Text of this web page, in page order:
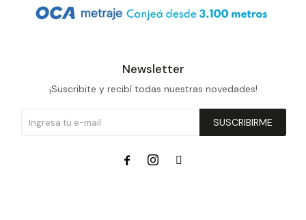
Newsletter
¡Suscribite y recibí todas nuestras novedades!
SUSCRIBIRME
  